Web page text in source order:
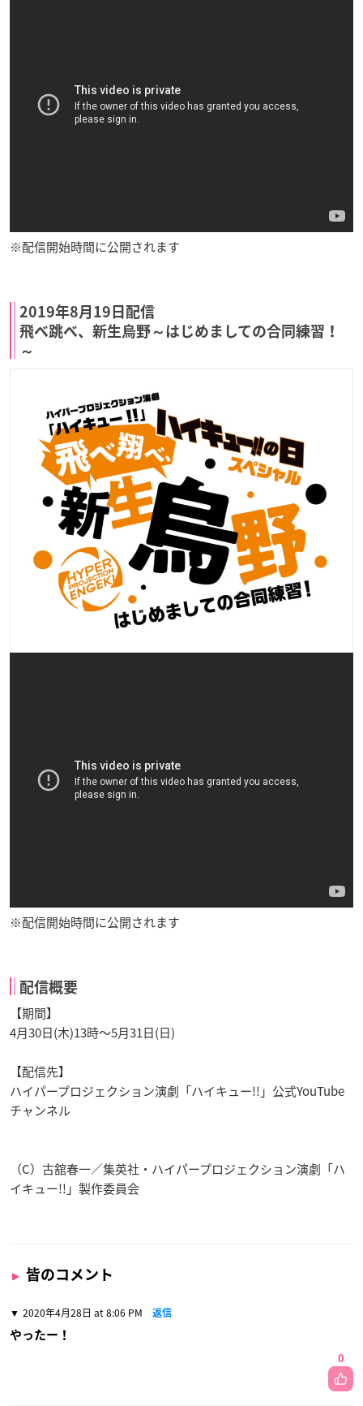
※配信開始時間に公開されます
2019年8月19日配信
飛べ跳べ、新生烏野～はじめましての合同練習！
～
※配信開始時間に公開されます
配信概要
【期間】
4月30日(木)13時～5月31日(日)
【配信先】
ハイパープロジェクション演劇「ハイキュー!!」公式YouTube
チャンネル
（C）古舘春一／集英社・ハイパープロジェクション演劇「ハ
イキュー!!」製作委員会
皆のコメント
2020年4月28日 at 8:06 PM 返信
やったー！
0